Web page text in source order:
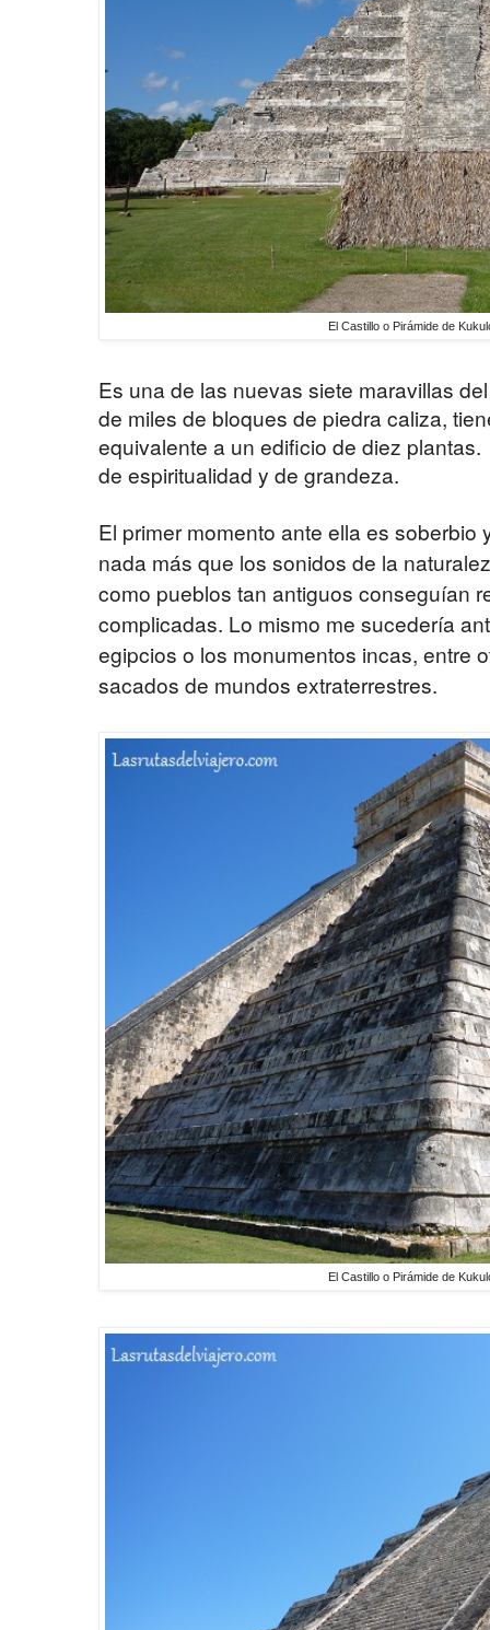
El Castillo o Pirámide de
Es una de las nuevas siete maravillas
de miles de bloques de piedra caliza,
equivalente a un edificio de diez
de espiritualidad y de grandeza.
El primer momento ante ella es
nada más que los sonidos de la
como pueblos tan antiguos conseguían
complicadas. Lo mismo me sucedería
egipcios o los monumentos incas, entre
sacados de mundos extraterrestres.
El Castillo o Pirámide de